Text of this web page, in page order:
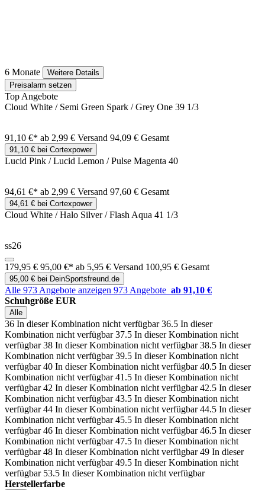
6 Monate
Weitere Details
Preisalarm setzen
Top Angebote
Cloud White / Semi Green Spark / Grey One 39 1/3
91,10 €* ab 2,99 € Versand 94,09 € Gesamt
91,10 € bei Cortexpower
Lucid Pink / Lucid Lemon / Pulse Magenta 40
94,61 €* ab 2,99 € Versand 97,60 € Gesamt
94,61 € bei Cortexpower
Cloud White / Halo Silver / Flash Aqua 41 1/3
ss26
179,95 € 95,00 €* ab 5,95 € Versand 100,95 € Gesamt
95,00 € bei DeinSportsfreund.de
Alle 973 Angebote anzeigen 973 Angebote ab 91,10 €
Schuhgröße EUR
Alle
36 In dieser Kombination nicht verfügbar 36.5 In dieser
Kombination nicht verfügbar 37.5 In dieser Kombination nicht
verfügbar 38 In dieser Kombination nicht verfügbar 38.5 In dieser
Kombination nicht verfügbar 39.5 In dieser Kombination nicht
verfügbar 40 In dieser Kombination nicht verfügbar 40.5 In dieser
Kombination nicht verfügbar 41.5 In dieser Kombination nicht
verfügbar 42 In dieser Kombination nicht verfügbar 42.5 In dieser
Kombination nicht verfügbar 43.5 In dieser Kombination nicht
verfügbar 44 In dieser Kombination nicht verfügbar 44.5 In dieser
Kombination nicht verfügbar 45.5 In dieser Kombination nicht
verfügbar 46 In dieser Kombination nicht verfügbar 46.5 In dieser
Kombination nicht verfügbar 47.5 In dieser Kombination nicht
verfügbar 48 In dieser Kombination nicht verfügbar 49 In dieser
Kombination nicht verfügbar 49.5 In dieser Kombination nicht
verfügbar 53.5 In dieser Kombination nicht verfügbar
Herstellerfarbe